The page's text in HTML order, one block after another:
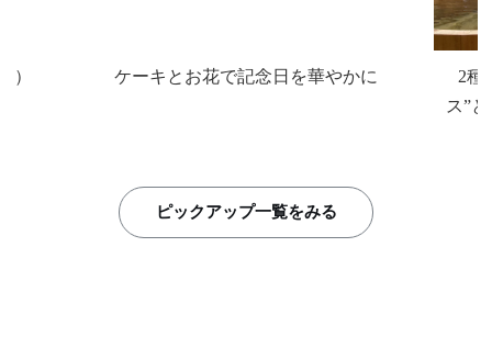
） ケーキとお花で記念日を華やかに
2種
ス”
ピックアップ一覧をみる